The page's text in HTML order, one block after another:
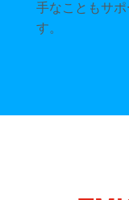
手なこともサ
す。